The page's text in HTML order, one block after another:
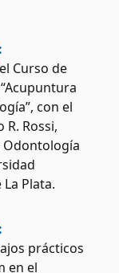
Curso de
con el
Rossi,
Odontología
Plata.
prácticos
en el